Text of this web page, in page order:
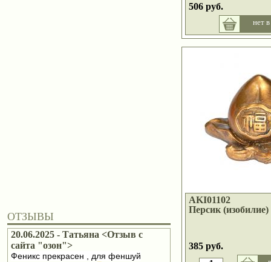
ОТЗЫВЫ
20.06.2025 - Татьяна <Отзыв с
сайта "озон">
Феникс прекрасен , для феншуй
506 руб.
нет
AKI01102
Персик (изобилие)
385 руб.